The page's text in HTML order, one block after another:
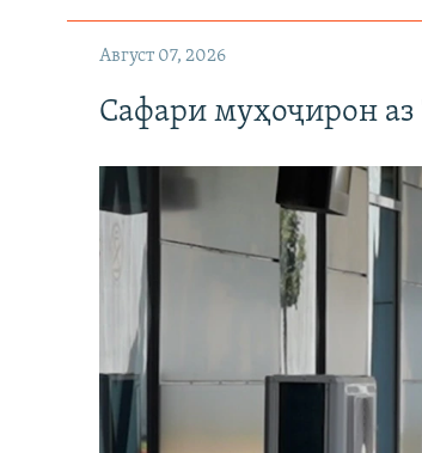
Август 07, 2026
Сафари муҳоҷирон аз